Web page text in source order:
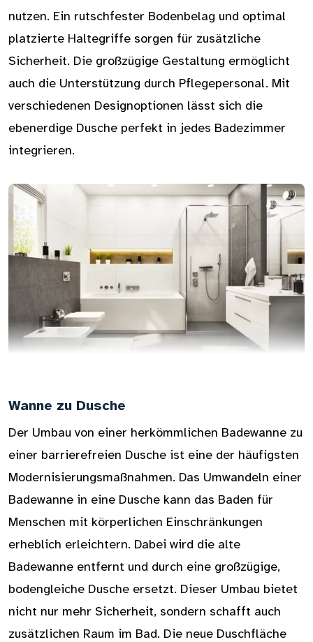
nutzen. Ein rutschfester Bodenbelag und optimal
platzierte Haltegriffe sorgen für zusätzliche
Sicherheit. Die großzügige Gestaltung ermöglicht
auch die Unterstützung durch Pflegepersonal. Mit
verschiedenen Designoptionen lässt sich die
ebenerdige Dusche perfekt in jedes Badezimmer
integrieren.
Wanne zu Dusche
Der Umbau von einer herkömmlichen Badewanne zu
einer barrierefreien Dusche ist eine der häufigsten
Modernisierungsmaßnahmen. Das Umwandeln einer
Badewanne in eine Dusche kann das Baden für
Menschen mit körperlichen Einschränkungen
erheblich erleichtern. Dabei wird die alte
Badewanne entfernt und durch eine großzügige,
bodengleiche Dusche ersetzt. Dieser Umbau bietet
nicht nur mehr Sicherheit, sondern schafft auch
zusätzlichen Raum im Bad. Die neue Duschfläche